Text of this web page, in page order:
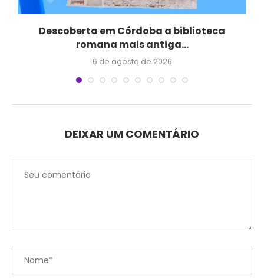
Descoberta em Córdoba a biblioteca
romana mais antiga...
6 de agosto de 2026
DEIXAR UM COMENTÁRIO